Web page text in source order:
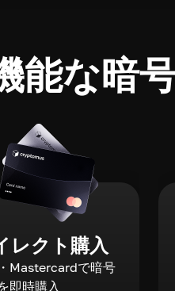
能な暗
レクト購入
Mastercardで暗号
即時購入